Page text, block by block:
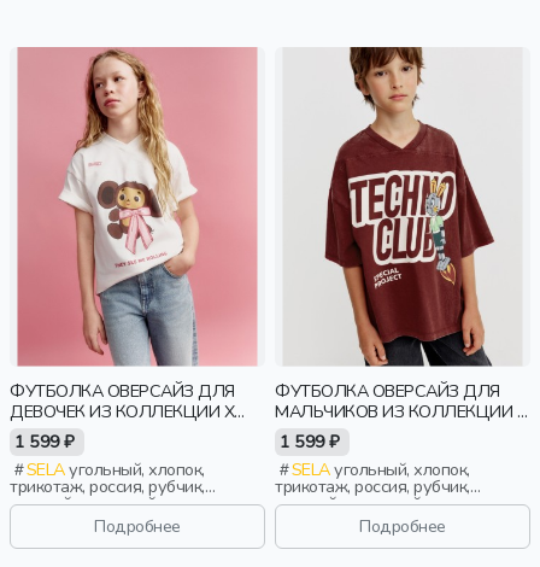
ФУТБОЛКА ОВЕРСАЙЗ ДЛЯ
ДЕВОЧЕК ИЗ КОЛЛЕКЦИИ X
ЧЕБУРАШКА
1 599 ₽
SELAугольный, хлопок,
трикотаж, россия, рубчик,
оверсайз, короткий рукав,
прямые, короткие, принт, вырез,
девочки, детиПодробнее
ФУТБОЛКА ОВЕРСАЙЗ ДЛЯ
МАЛЬЧИКОВ ИЗ КОЛЛЕКЦИИ X
СОЮЗМУЛЬТФИЛЬМ
1 599 ₽
SELAугольный, хлопок,
трикотаж, россия, рубчик,
оверсайз, короткий рукав,
прямые, короткие, свободные,
принт, вырез, спорт, мальчики,
дети
Подробнее